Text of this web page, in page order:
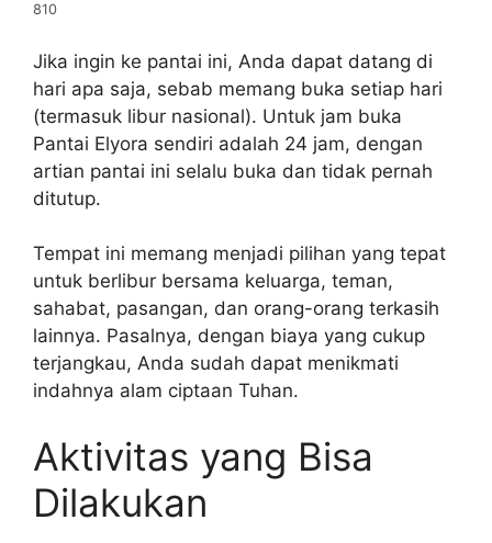
810
Jika ingin ke pantai ini, Anda dapat datang di
hari apa saja, sebab memang buka setiap hari
(termasuk libur nasional). Untuk jam buka
Pantai Elyora sendiri adalah 24 jam, dengan
artian pantai ini selalu buka dan tidak pernah
ditutup.
Tempat ini memang menjadi pilihan yang tepat
untuk berlibur bersama keluarga, teman,
sahabat, pasangan, dan orang-orang terkasih
lainnya. Pasalnya, dengan biaya yang cukup
terjangkau, Anda sudah dapat menikmati
indahnya alam ciptaan Tuhan.
Aktivitas yang Bisa
Dilakukan